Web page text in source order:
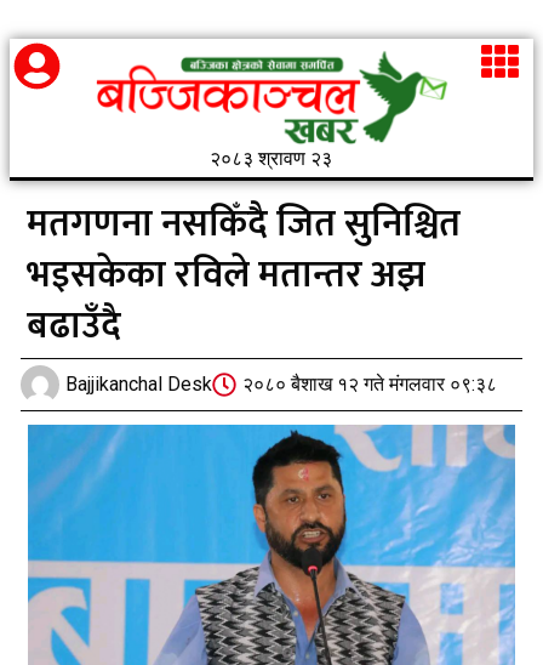
२०८३ श्रावण २३
मतगणना नसकिँदै जित सुनिश्चित
भइसकेका रविले मतान्तर अझ
बढाउँदै
Bajjikanchal Desk २०८० बैशाख १२ गते मंगलवार ०९:३८